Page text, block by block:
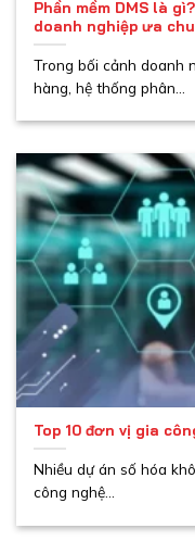
Phần mềm DMS là
doanh nghiệp ưa
Trong bối cảnh doanh
hàng, hệ thống phân...
Top 10 đơn vị gia
Nhiều dự án số hóa
công nghệ...